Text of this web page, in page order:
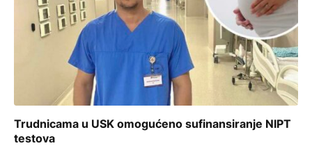
Trudnicama u USK omogućeno sufinansiranje NIPT
testova